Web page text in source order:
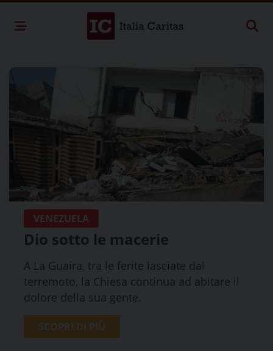
VENEZUELA
Dio sotto le macerie
A La Guaira, tra le ferite lasciate dal
terremoto, la Chiesa continua ad abitare il
dolore della sua gente.
SCOPRI DI PIÙ